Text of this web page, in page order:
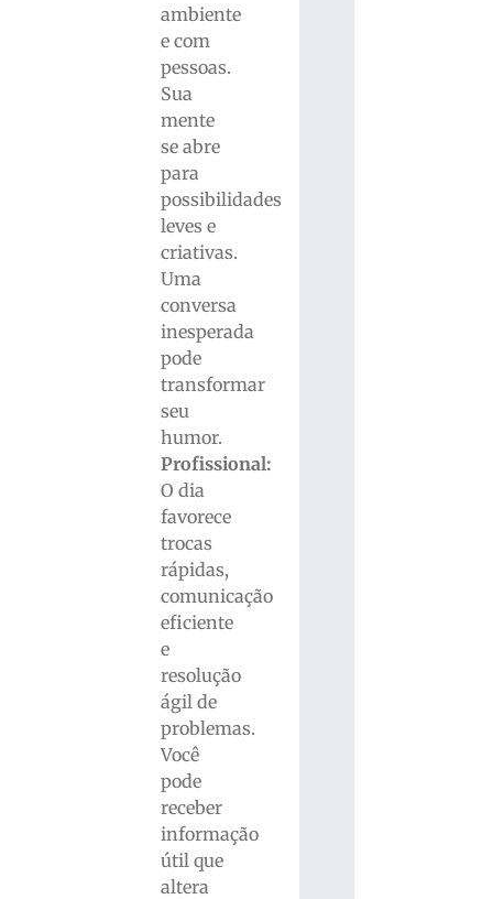
ambiente
e com
pessoas.
Sua
mente
se abre
para
possibilidades
leves e
criativas.
Uma
conversa
inesperada
pode
transformar
seu
humor.
Profissional:
O dia
favorece
trocas
rápidas,
comunicação
eficiente
e
resolução
ágil de
problemas.
Você
pode
receber
informação
útil que
altera